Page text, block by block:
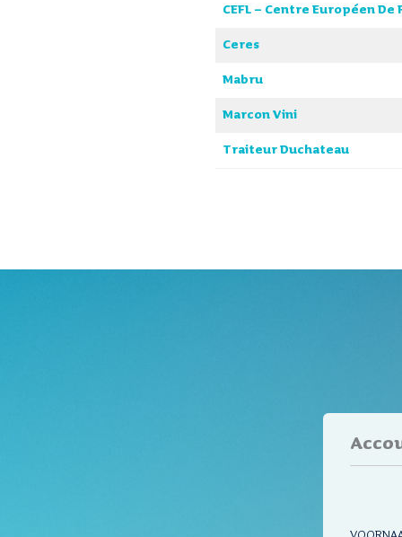
CEFL – Centre Européen
Ceres
Mabru
Marcon Vini
Traiteur Duchateau